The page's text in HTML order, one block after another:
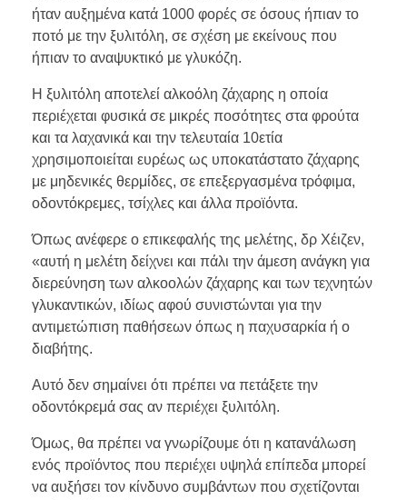
ήταν αυξημένα κατά 1000 φορές σε όσους ήπιαν το
ποτό με την ξυλιτόλη, σε σχέση με εκείνους που
ήπιαν το αναψυκτικό με γλυκόζη.
Η ξυλιτόλη αποτελεί αλκοόλη ζάχαρης η οποία
περιέχεται φυσικά σε μικρές ποσότητες στα φρούτα
και τα λαχανικά και την τελευταία 10ετία
χρησιμοποιείται ευρέως ως υποκατάστατο ζάχαρης
με μηδενικές θερμίδες, σε επεξεργασμένα τρόφιμα,
οδοντόκρεμες, τσίχλες και άλλα προϊόντα.
Όπως ανέφερε ο επικεφαλής της μελέτης, δρ Χέιζεν,
«αυτή η μελέτη δείχνει και πάλι την άμεση ανάγκη για
διερεύνηση των αλκοολών ζάχαρης και των τεχνητών
γλυκαντικών, ιδίως αφού συνιστώνται για την
αντιμετώπιση παθήσεων όπως η παχυσαρκία ή ο
διαβήτης.
Αυτό δεν σημαίνει ότι πρέπει να πετάξετε την
οδοντόκρεμά σας αν περιέχει ξυλιτόλη.
Όμως, θα πρέπει να γνωρίζουμε ότι η κατανάλωση
ενός προϊόντος που περιέχει υψηλά επίπεδα μπορεί
να αυξήσει τον κίνδυνο συμβάντων που σχετίζονται